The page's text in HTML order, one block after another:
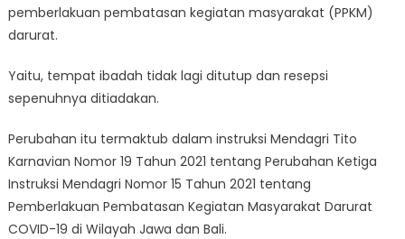
pemberlakuan pembatasan kegiatan masyarakat (PPKM)
darurat.
Yaitu, tempat ibadah tidak lagi ditutup dan resepsi
sepenuhnya ditiadakan.
Perubahan itu termaktub dalam instruksi Mendagri Tito
Karnavian Nomor 19 Tahun 2021 tentang Perubahan Ketiga
Instruksi Mendagri Nomor 15 Tahun 2021 tentang
Pemberlakuan Pembatasan Kegiatan Masyarakat Darurat
COVID-19 di Wilayah Jawa dan Bali.